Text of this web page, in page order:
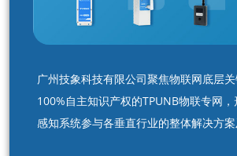
广州技象科技有限公司聚焦物联网底层
100%自主知识产权的TPUNB物联专网
感知系统参与各垂直行业的整体解决方案